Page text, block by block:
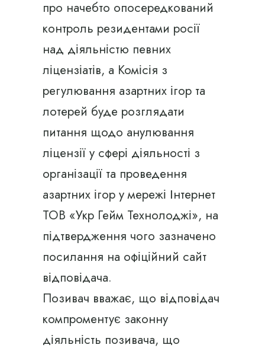
про начебто опосередкований
контроль резидентами росії
над діяльністю певних
ліцензіатів, а Комісія з
регулювання азартних ігор та
лотерей буде розглядати
питання щодо анулювання
ліцензії у сфері діяльності з
організації та проведення
азартних ігор у мережі Інтернет
ТОВ «Укр Гейм Технолоджі», на
підтвердження чого зазначено
посилання на офіційний сайт
відповідача.
Позивач вважає, що відповідач
компроментує законну
діяльність позивача, що